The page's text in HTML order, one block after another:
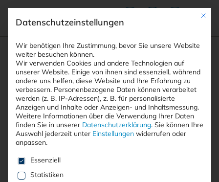
Suchfeld
Suchen
Breadcrumb-Navigation
STARTSEITE CHROME
Alle Beiträge mit dem
Schlagwort “Chrome”
Mit
Datenschutzeinstellungen
Wir benötigen Ihre Zustimmung, bevor Sie unsere Website
weiter besuchen können.
Wir verwenden Cookies und andere Technologien auf
unserer Website. Einige von ihnen sind essenziell, während
andere uns helfen, diese Website und Ihre Erfahrung zu
verbessern. Personenbezogene Daten können verarbeitet
werden (z. B. IP-Adressen), z. B. für personalisierte
Anzeigen und Inhalte oder Anzeigen- und Inhaltsmessung.
Weitere Informationen über die Verwendung Ihrer Daten
finden Sie in unserer Datenschutzerklärung. Sie können Ihre
Auswahl jederzeit unter Einstellungen widerrufen oder
anpassen.
Es folgt eine Liste der Service-Gruppen, für die eine
Essenziell
Statistiken